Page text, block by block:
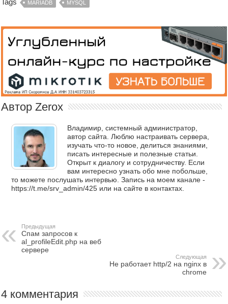
MARIADB MYSQL
Автор Zerox
Владимир, системный администратор,
автор сайта. Люблю настраивать сервера,
изучать что-то новое, делиться знаниями,
писать интересные и полезные статьи.
Открыт к диалогу и сотрудничеству. Если
вам интересно узнать обо мне побольше,
то можете послушать интервью. Запись на моем канале -
https://t.me/srv_admin/425 или на сайте в контактах.
Предыдущая
Спам запросов к
al_profileEdit.php на веб
сервере
Следующая
Не работает http/2 на nginx в
chrome
4 комментария